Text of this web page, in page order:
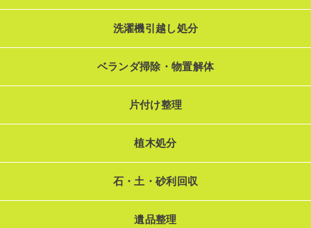
洗濯機引越し処分
ベランダ掃除・物置解体
片付け整理
植木処分
石・土・砂利回収
遺品整理